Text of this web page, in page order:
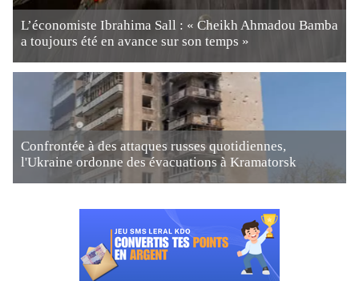
L’économiste Ibrahima Sall : « Cheikh Ahmadou Bamba
a toujours été en avance sur son temps »
Confrontée à des attaques russes quotidiennes,
l'Ukraine ordonne des évacuations à Kramatorsk